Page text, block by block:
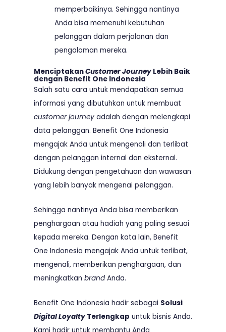
memperbaikinya. Sehingga nantinya
Anda bisa memenuhi kebutuhan
pelanggan dalam perjalanan dan
pengalaman mereka.
MenciptakanCustomer Journey Lebih Baik
dengan Benefit One Indonesia
Salah satu cara untuk mendapatkan semua
informasi yang dibutuhkan untuk membuat
customer journey adalah dengan melengkapi
data pelanggan. Benefit One Indonesia
mengajak Anda untuk mengenali dan terlibat
dengan pelanggan internal dan eksternal.
Didukung dengan pengetahuan dan wawasan
yang lebih banyak mengenai pelanggan.
Sehingga nantinya Anda bisa memberikan
penghargaan atau hadiah yang paling sesuai
kepada mereka. Dengan kata lain, Benefit
One Indonesia mengajak Anda untuk terlibat,
mengenali, memberikan penghargaan, dan
meningkatkan brandAnda.
Benefit One Indonesia hadir sebagai Solusi
Digital LoyaltyTerlengkap untuk bisnis Anda.
Kami hadir untuk membantu Anda